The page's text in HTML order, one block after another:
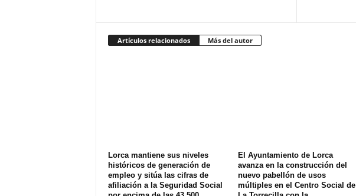
Artículos relacionados Más del autor
Lorca mantiene sus niveles
históricos de generación de
empleo y sitúa las cifras de
afiliación a la Seguridad Social
El Ayuntamiento de Lorca
avanza en la construcción del
nuevo pabellón de usos
múltiples en el Centro Social de